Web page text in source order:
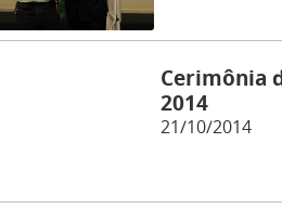
Cerimônia
2014
21/10/2014